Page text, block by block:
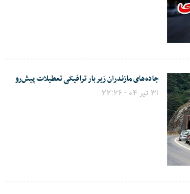
جاده‌های مازندران زیر بار ترافیکی تعطیلات پیش‌رو
۳۱ تیر ۰۴ - ۲۲:۲۶